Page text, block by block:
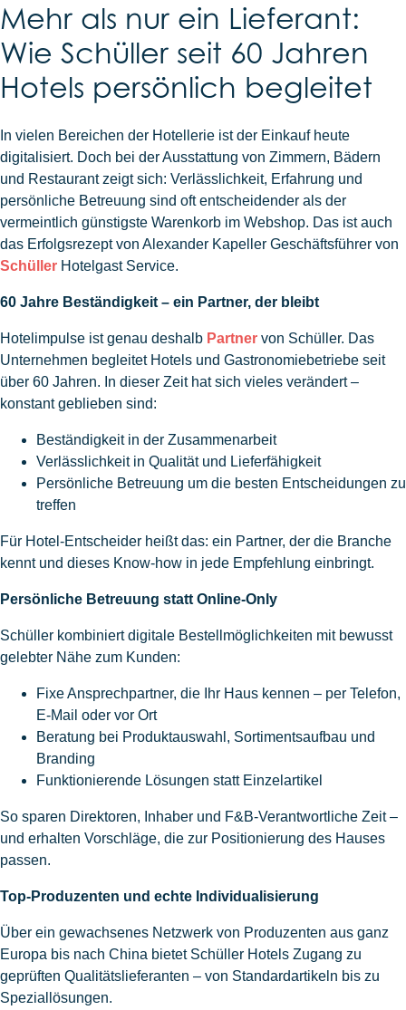
Mehr als nur ein Lieferant:
Wie Schüller seit 60 Jahren
Hotels persönlich begleitet
In vielen Bereichen der Hotellerie ist der Einkauf heute
digitalisiert. Doch bei der Ausstattung von Zimmern, Bädern
und Restaurant zeigt sich: Verlässlichkeit, Erfahrung und
persönliche Betreuung sind oft entscheidender als der
vermeintlich günstigste Warenkorb im Webshop. Das ist auch
das Erfolgsrezept von Alexander Kapeller Geschäftsführer von
Schüller Hotelgast Service.
60 Jahre Beständigkeit – ein Partner, der bleibt
Hotelimpulse ist genau deshalb Partner von Schüller. Das
Unternehmen begleitet Hotels und Gastronomiebetriebe seit
über 60 Jahren. In dieser Zeit hat sich vieles verändert –
konstant geblieben sind:
Beständigkeit in der Zusammenarbeit
Verlässlichkeit in Qualität und Lieferfähigkeit
Persönliche Betreuung um die besten Entscheidungen zu
treffen
Für Hotel-Entscheider heißt das: ein Partner, der die Branche
kennt und dieses Know-how in jede Empfehlung einbringt.
Persönliche Betreuung statt Online-Only
Schüller kombiniert digitale Bestellmöglichkeiten mit bewusst
gelebter Nähe zum Kunden:
Fixe Ansprechpartner, die Ihr Haus kennen – per Telefon,
E-Mail oder vor Ort
Beratung bei Produktauswahl, Sortimentsaufbau und
Branding
Funktionierende Lösungen statt Einzelartikel
So sparen Direktoren, Inhaber und F&B-Verantwortliche Zeit –
und erhalten Vorschläge, die zur Positionierung des Hauses
passen.
Top-Produzenten und echte Individualisierung
Über ein gewachsenes Netzwerk von Produzenten aus ganz
Europa bis nach China bietet Schüller Hotels Zugang zu
geprüften Qualitätslieferanten – von Standardartikeln bis zu
Speziallösungen.